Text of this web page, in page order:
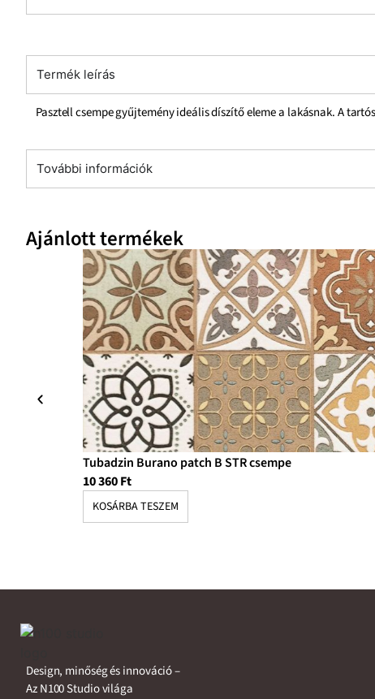
Termék leírás
Pasztell csempe gyűjtemény ideális díszítő eleme a lakásnak. A
További információk
Ajánlott termékek
Tubadzin Burano patch B STR csempe
10 360Ft
KOSÁRBA TESZEM
Design, minőség és innováció –
Az N100 Studio világa